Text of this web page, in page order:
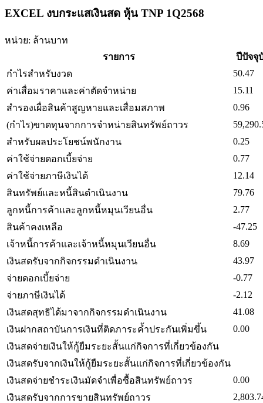
EXCEL งบกระแสเงินสด หุ้น TNP 1Q2568
หน่วย: ล้านบาท
รายการ
ปีปัจจุ
กำไรสำหรับงวด
50.47
ค่าเสื่อมราคาและค่าตัดจำหน่าย
15.11
สำรองเผื่อสินค้าสูญหายและเสื่อมสภาพ
0.96
(กำไร)ขาดทุนจากการจำหน่ายสินทรัพย์ถาวร
สำหรับผลประโยชน์พนักงาน
0.25
ค่าใช้จ่ายดอกเบี้ยจ่าย
0.77
ค่าใช้จ่ายภาษีเงินได้
12.14
สินทรัพย์และหนี้สินดำเนินงาน
79.76
ลูกหนี้การค้าและลูกหนี้หมุนเวียนอื่น
2.77
สินค้าคงเหลือ
-47.25
เจ้าหนี้การค้าและเจ้าหนี้หมุนเวียนอื่น
8.69
เงินสดรับจากกิจกรรมดำเนินงาน
43.97
จ่ายดอกเบี้ยจ่าย
-0.77
จ่ายภาษีเงินได้
-2.12
เงินสดสุทธิได้มาจากกิจกรรมดำเนินงาน
41.08
เงินฝากสถาบันการเงินที่ติดภาระค้ำประกันเพิ่มขึ้น
0.00
เงินสดจ่ายเงินให้กู้ยืมระยะสั้นแก่กิจการที่เกี่ยวข้องกัน
เงินสดรับจากเงินให้กู้ยืมระยะสั้นแก่กิจการที่เกี่ยวข้องกัน
เงินสดจ่ายชำระเงินมัดจำเพื่อซื้อสินทรัพย์ถาวร
0.00
เงินสดรับจากการขายสินทรัพย์ถาวร